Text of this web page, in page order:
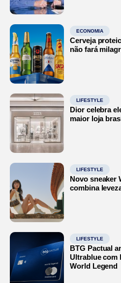
ECONOMIA
Cerveja
não fará
LIFESTYLE
Dior celebra
maior loja
LIFESTYLE
Novo sneaker
combina
LIFESTYLE
BTG Pactual
Ultrablue com
World Legend